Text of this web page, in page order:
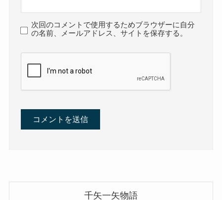
次回のコメントで使用するためブラウザーに自分
の名前、メールアドレス、サイトを保存する。
千矢一矢物語